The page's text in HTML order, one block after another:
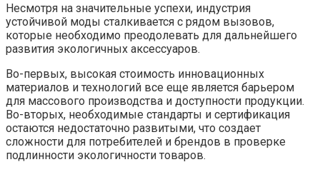
Несмотря на значительные успехи, индустрия
устойчивой моды сталкивается с рядом вызовов,
которые необходимо преодолевать для дальнейшего
развития экологичных аксессуаров.
Во-первых, высокая стоимость инновационных
материалов и технологий все еще является барьером
для массового производства и доступности продукции.
Во-вторых, необходимые стандарты и сертификация
остаются недостаточно развитыми, что создает
сложности для потребителей и брендов в проверке
подлинности экологичности товаров.